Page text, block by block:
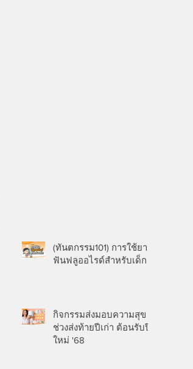
(ทันตกรรม101) การใช้ยาสี
ฟันฟลูออไรด์สำหรับเด็ก
กิจกรรมส่งมอบความสุข
ช่วงส่งท้ายปีเก่า ต้อนรับปี
ใหม่ '68